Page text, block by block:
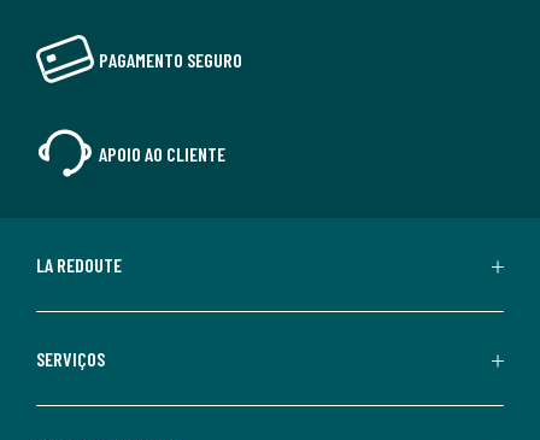
PAGAMENTO SEGURO
APOIO AO CLIENTE
LA REDOUTE
SERVIÇOS